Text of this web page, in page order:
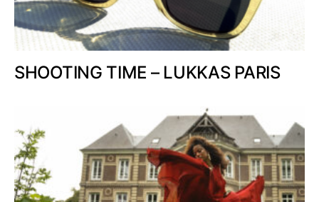
SHOOTING TIME – LUKKAS PARIS